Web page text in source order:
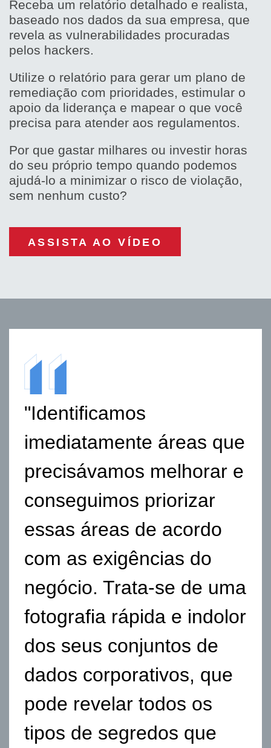
Receba um relatório detalhado e realista,
baseado nos dados da sua empresa, que
revela as vulnerabilidades procuradas
pelos hackers.
Utilize o relatório para gerar um plano de
remediação com prioridades, estimular o
apoio da liderança e mapear o que você
precisa para atender aos regulamentos.
Por que gastar milhares ou investir horas
do seu próprio tempo quando podemos
ajudá-lo a minimizar o risco de violação,
sem nenhum custo?
ASSISTA AO VÍDEO
"Identificamos
imediatamente áreas que
precisávamos melhorar e
conseguimos priorizar
essas áreas de acordo
com as exigências do
negócio. Trata-se de uma
fotografia rápida e indolor
dos seus conjuntos de
dados corporativos, que
pode revelar todos os
tipos de segredos que